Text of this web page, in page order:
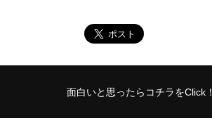
面白いと思ったら コチラをClick！